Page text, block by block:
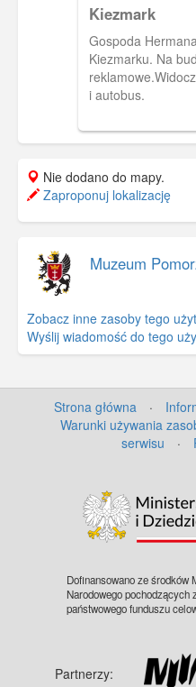
dworek Petera
Kiezmark
Gospoda
Kiezmarku. Na
i autobus.
Nie dodano do mapy.
Zaproponuj lokalizację
Muzeum
Zobacz inne zasoby tego
Wyślij wiadomość do tego
Strona główna ·
Warunki używania
serwisu
·
Dofinansowano ze
Narodowego
państwowego funduszu
Partnerzy: